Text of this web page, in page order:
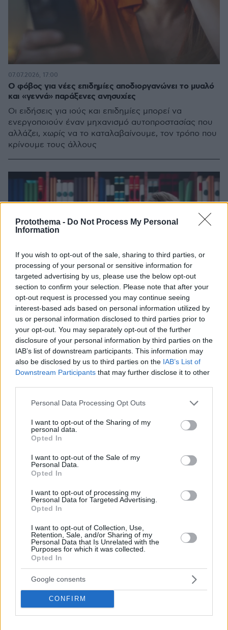
Protothema - Do Not Process My Personal
Information
If you wish to opt-out of the sale, sharing to third parties, or
processing of your personal or sensitive information for
targeted advertising by us, please use the below opt-out
section to confirm your selection. Please note that after your
opt-out request is processed you may continue seeing
interest-based ads based on personal information utilized by
us or personal information disclosed to third parties prior to
your opt-out. You may separately opt-out of the further
disclosure of your personal information by third parties on the
IAB’s list of downstream participants. This information may
also be disclosed by us to third parties on the IAB’s List of
Downstream Participants that may further disclose it to other
Please note that this website/app uses one or more Google
not limited to your visit or usage behaviour. You may click to
grant or deny consent to Google and its third-party tags to
use your data for below specified purposes in below Google
consent section.
Personal Data Processing Opt Outs
I want to opt-out of the Sharing of my
personal data.
Opted In
I want to opt-out of the Sale of my
Personal Data.
Opted In
I want to opt-out of processing my
Personal Data for Targeted Advertising.
Opted In
I want to opt-out of Collection, Use,
Retention, Sale, and/or Sharing of my
Personal Data that Is Unrelated with the
Purposes for which it was collected.
Opted In
Google consents
CONFIRM
Ο φόβος για νέες επιδημίες αποδιοργανώνει το μυαλό
και «γεννά» παράξενες ανησυχίες
Οι ειδήσεις για ιούς και επιδημίες μπορεί να
ενεργοποιούν έναν μηχανισμό αυτοπροστασίας που
αλλάζει, χωρίς να το καταλαβαίνουμε, τον τρόπο που
κρίνουμε τους άλλους
07.07.2026, 17:00
Ποιες προκλήσεις αντιμετωπίζουν οι γυναίκες
Με αφορμή την Ημέρα της Γυναίκας, η κυρία
Χριστίνα Δάλλα, Καθηγήτρια στη Β’ Γυναικολογική και
Μαιευτική Κλινική της Ιατρικής Σχολής ΕΚΠΑ
υπογραμμίζει ότι υποσυνείδητες προκαταλήψεις,
στερεότυπα και προκλήσεις εξακολουθούν να
ακαδημαϊκό χώρο